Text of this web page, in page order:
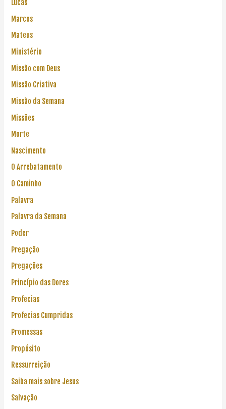
Lucas
Marcos
Mateus
Ministério
Missão com Deus
Missão Criativa
Missão da Semana
Missões
Morte
Nascimento
O Arrebatamento
O Caminho
Palavra
Palavra da Semana
Poder
Pregação
Pregações
Princípio das Dores
Profecias
Profecias Cumpridas
Promessas
Propósito
Ressurreição
Saiba mais sobre Jesus
Salvação